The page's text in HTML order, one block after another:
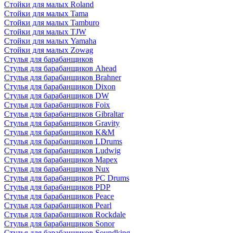
Стойки для малых Roland
Стойки для малых Tama
Стойки для малых Tamburo
Стойки для малых TJW
Стойки для малых Yamaha
Стойки для малых Zowag
Стулья для барабанщиков
Стулья для барабанщиков Ahead
Стулья для барабанщиков Brahner
Стулья для барабанщиков Dixon
Стулья для барабанщиков DW
Стулья для барабанщиков Foix
Стулья для барабанщиков Gibraltar
Стулья для барабанщиков Gravity
Стулья для барабанщиков K&M
Стулья для барабанщиков LDrums
Стулья для барабанщиков Ludwig
Стулья для барабанщиков Mapex
Стулья для барабанщиков Nux
Стулья для барабанщиков PC Drums
Стулья для барабанщиков PDP
Стулья для барабанщиков Peace
Стулья для барабанщиков Pearl
Стулья для барабанщиков Rockdale
Стулья для барабанщиков Sonor